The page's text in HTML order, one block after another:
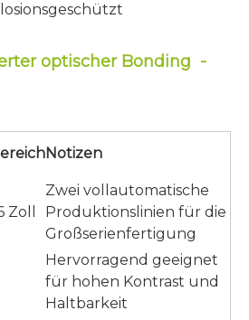
optischer Bonding -
Notizen
Zoll
Zwei vollautomatische
Produktionslinien für die
Großserienfertigung
Hervorragend geeignet
für hohen Kontrast und
Haltbarkeit